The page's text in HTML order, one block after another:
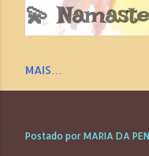
💫
MAIS…
Postado por MARIA DA